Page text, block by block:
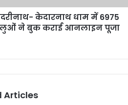
केदारनाथ धाम में 6975
ने बुक कराई आनलाइन पूजा
Articles